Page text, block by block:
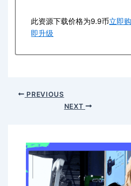
此资源下载价格为9.9币立即
即升级
PREVIOUS
NEXT